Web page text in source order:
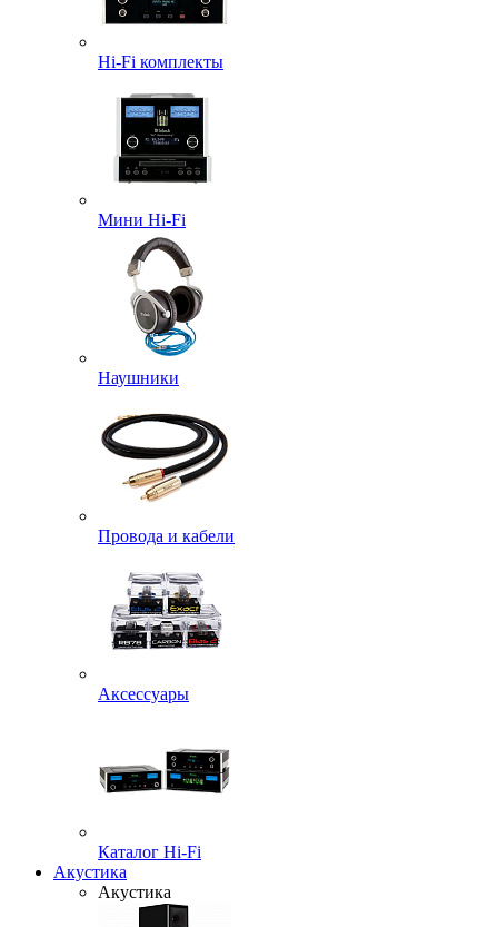
Hi-Fi комплекты
Мини Hi-Fi
Наушники
Провода и кабели
Аксессуары
Каталог Hi-Fi
Акустика
Акустика